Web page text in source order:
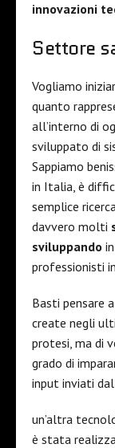
innovazioni
Settore
Vogliamo
quanto
all’interno di
sviluppato di
Sappiamo
in Italia, è
semplice
davvero molti
sviluppando
professionisti
Basti pensare
create negli
protesi, ma di
grado di
input inviati
un’altra
è stata